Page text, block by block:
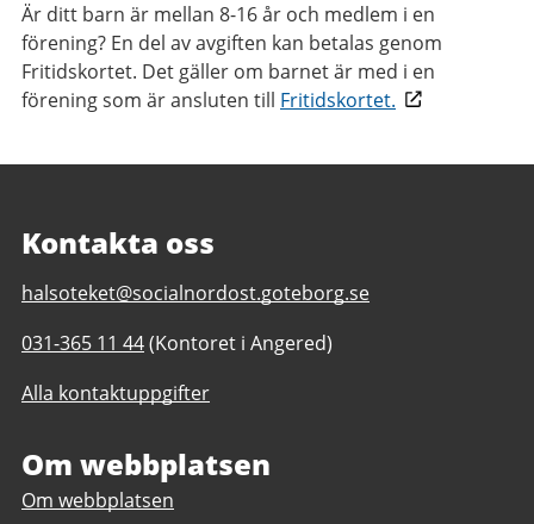
Är ditt barn är mellan 8-16 år och medlem i en
förening? En del av avgiften kan betalas genom
Fritidskortet. Det gäller om barnet är med i en
förening som är ansluten till Fritidskortet.
Kontakta oss
E-
till
Hälsoteket
i
halsoteket@socialnordost.goteborg.se
Telefonnummer
Hälsoteket
Nordost
031-365 11 44(Kontoret i Angered)
Alla kontaktuppgifter
Om webbplatsen
Om webbplatsen